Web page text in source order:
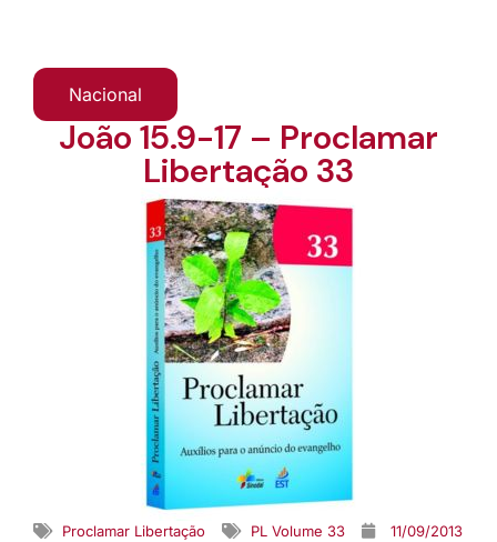
Nacional
João 15.9-17 – Proclamar
Libertação 33
Proclamar Libertação PL Volume 33 11/09/2013